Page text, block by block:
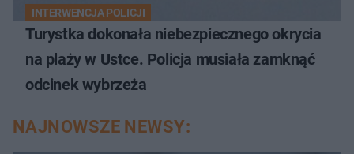
INTERWENCJA POLICJI
Turystka dokonała niebezpiecznego okrycia
na plaży w Ustce. Policja musiała zamknąć
odcinek wybrzeża
NAJNOWSZE NEWSY: